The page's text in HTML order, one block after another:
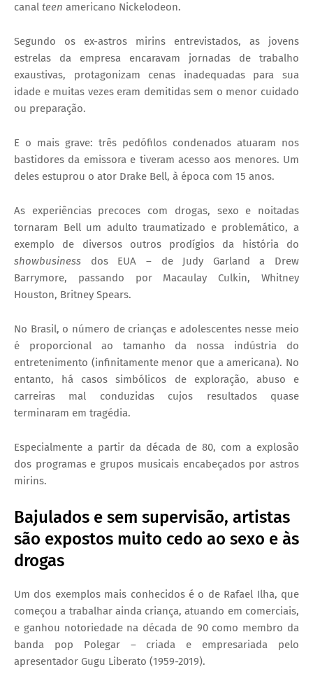
canal teen americano Nickelodeon.
Segundo os ex-astros mirins entrevistados, as jovens
estrelas da empresa encaravam jornadas de trabalho
exaustivas, protagonizam cenas inadequadas para sua
idade e muitas vezes eram demitidas sem o menor cuidado
ou preparação.
E o mais grave: três pedófilos condenados atuaram nos
bastidores da emissora e tiveram acesso aos menores. Um
deles estuprou o ator Drake Bell, à época com 15 anos.
As experiências precoces com drogas, sexo e noitadas
tornaram Bell um adulto traumatizado e problemático, a
exemplo de diversos outros prodígios da história do
showbusiness dos EUA – de Judy Garland a Drew
Barrymore, passando por Macaulay Culkin, Whitney
Houston, Britney Spears.
No Brasil, o número de crianças e adolescentes nesse meio
é proporcional ao tamanho da nossa indústria do
entretenimento (infinitamente menor que a americana). No
entanto, há casos simbólicos de exploração, abuso e
carreiras mal conduzidas cujos resultados quase
terminaram em tragédia.
Especialmente a partir da década de 80, com a explosão
dos programas e grupos musicais encabeçados por astros
mirins.
Bajulados e sem supervisão, artistas
são expostos muito cedo ao sexo e às
drogas
Um dos exemplos mais conhecidos é o de Rafael Ilha, que
começou a trabalhar ainda criança, atuando em comerciais,
e ganhou notoriedade na década de 90 como membro da
banda pop Polegar – criada e empresariada pelo
apresentador Gugu Liberato (1959-2019).